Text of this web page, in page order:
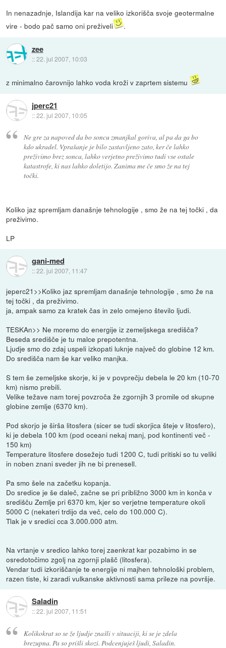
In nenazadnje, Islandija kar na veliko izkorišča svoje geotermalne
vire - bodo pač samo oni preživeli
.
zee
::22. jul 2007, 10:03
z minimalno čarovnijo lahko voda kroži v zaprtem sistemu
jperc21
::22. jul 2007, 10:05
Ne gre za napoved da bo soncu zmanjkal goriva, al pa da ga bo
kdo ukradel. Vprašanje je bilo zastavljeno zato, ker če lahko
preživimo brez sonca, lahko verjetno preživimo tudi vse ostale
katastrofe, ki nas lahko doletijo. Zanima me če smo že na tej
točki.
Koliko jaz spremljam današnje tehnologije , smo že na tej točki , da
preživimo.
LP
gani-med
::22. jul 2007, 11:47
jeperc21>>Koliko jaz spremljam današnje tehnologije , smo že na
tej točki , da preživimo.
ja, ampak samo za kratek čas in zelo omejeno število ljudi.
TESKAn>> Ne moremo do energije iz zemeljskega središča?
Beseda središče je tu malce prepotentna.
Ljudje smo do zdaj uspeli izkopati luknje največ do globine 12 km.
Do središča nam še kar veliko manjka.
S tem še zemeljske skorje, ki je v povprečju debela le 20 km (10-70
km) nismo prebili.
Velike težave nam torej povzroča že zgornjih 3 promile od skupne
globine zemlje (6370 km).
Pod skorjo je širša litosfera (sicer se tudi skorjica šteje v litosfero),
ki je debela 100 km (pod oceani nekaj manj, pod kontinenti več -
150 km)
Temperature litosfere dosežejo tudi 1200 C, tudi pritiski so tu veliki
in noben znani sveder jih ne bi prenesell.
Pa smo šele na začetku kopanja.
Do sredice je še daleč, začne se pri približno 3000 km in konča v
središču Zemlje pri 6370 km, kjer so verjetne temperature okoli
5000 C (nekateri trdijo da več, celo do 100.000 C).
Tlak je v sredici cca 3.000.000 atm.
Na vrtanje v sredico lahko torej zaenkrat kar pozabimo in se
osredotočimo zgolj na zgornji plašč (litosfera).
Vendar tudi izkoriščanje te energije ni majhen tehnološki problem,
razen tiste, ki zaradi vulkanske aktivnosti sama prileze na površje.
Saladin
::22. jul 2007, 11:51
Kolikokrat so se že ljudje znašli v situaciji, ki se je zdela
brezupna. Pa so prišli skozi. Podcenjuješ ljudi, Saladin.